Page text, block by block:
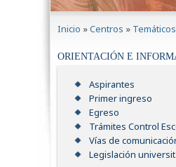
Inicio »Centros » Temáticos
ORIENTACIÓN E
Aspirantes
Primer ingreso
Egreso
Trámites Control
Vías de
Legislación